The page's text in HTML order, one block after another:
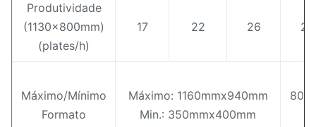
Produtividade
(1130x800mm)
(plates/h)
17 22 26 22
Máximo/Mínimo
Formato
Máximo: 1160mmx940mm
Min.: 350mmx400mm